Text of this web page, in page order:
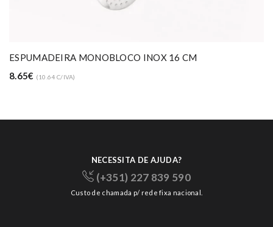
ESPUMADEIRA MONOBLOCO INOX 16 CM
8.65€ (10.64 C/IVA)
NECESSITA DE AJUDA?
(+351) 227 839 590
Custo de chamada p/ rede fixa nacional.